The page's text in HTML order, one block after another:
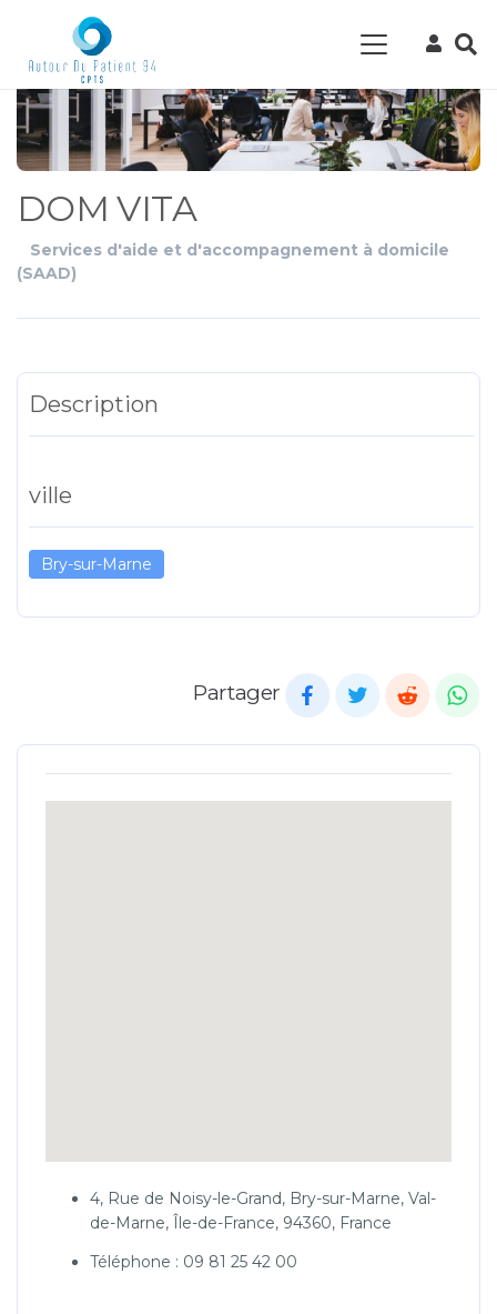
DOM VITA
Services d'aide et d'accompagnement à domicile
(SAAD)
Description
ville
Bry-sur-Marne
Partager
4, Rue de Noisy-le-Grand, Bry-sur-Marne, Val-
de-Marne, Île-de-France, 94360, France
Téléphone : 09 81 25 42 00